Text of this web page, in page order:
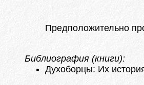
Предположительно
Библиография (книги):
Духоборцы: Их